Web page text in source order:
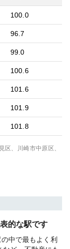
100.0
96.7
99.0
100.6
101.6
101.9
101.8
区、川崎市中原区、
的な駅です
中で最もよく利